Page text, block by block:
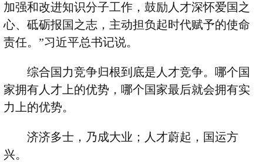
加强和改进知识分子工作，鼓励人才深怀爱国之
心、砥砺报国之志，主动担负起时代赋予的使命
责任。 ”习近平总书记说。
综合国力竞争归根到底是人才竞争。哪个国
家拥有人才上的优势，哪个国家最后就会拥有实
力上的优势。
济济多士，乃成大业；人才蔚起，国运方
兴。